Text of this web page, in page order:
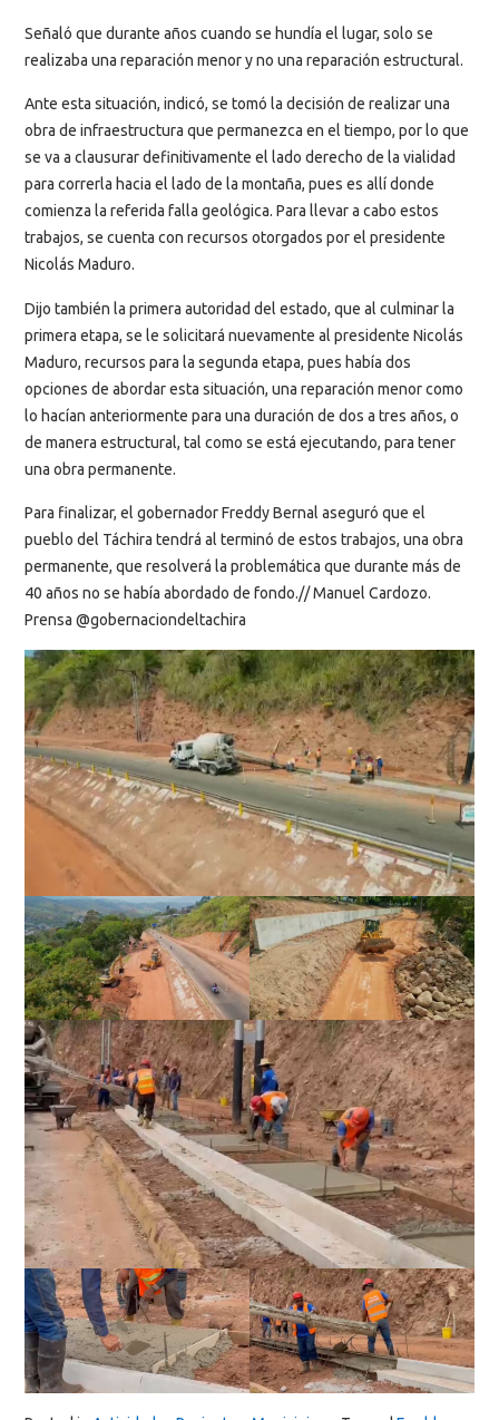
Señaló que durante años cuando se hundía el lugar, solo se
realizaba una reparación menor y no una reparación estructural.
Ante esta situación, indicó, se tomó la decisión de realizar una
obra de infraestructura que permanezca en el tiempo, por lo que
se va a clausurar definitivamente el lado derecho de la vialidad
para correrla hacia el lado de la montaña, pues es allí donde
comienza la referida falla geológica. Para llevar a cabo estos
trabajos, se cuenta con recursos otorgados por el presidente
Nicolás Maduro.
Dijo también la primera autoridad del estado, que al culminar la
primera etapa, se le solicitará nuevamente al presidente Nicolás
Maduro, recursos para la segunda etapa, pues había dos
opciones de abordar esta situación, una reparación menor como
lo hacían anteriormente para una duración de dos a tres años, o
de manera estructural, tal como se está ejecutando, para tener
una obra permanente.
Para finalizar, el gobernador Freddy Bernal aseguró que el
pueblo del Táchira tendrá al terminó de estos trabajos, una obra
permanente, que resolverá la problemática que durante más de
40 años no se había abordado de fondo.// Manuel Cardozo.
Prensa @gobernaciondeltachira